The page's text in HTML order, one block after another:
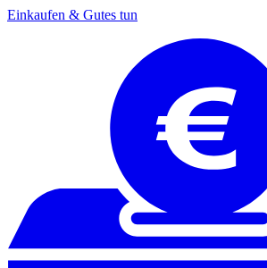
Einkaufen & Gutes tun